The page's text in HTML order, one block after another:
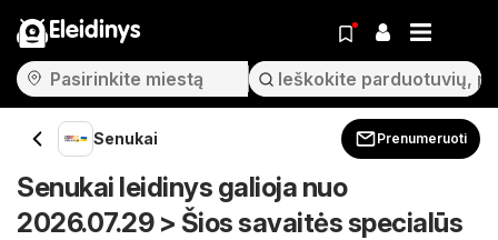
Eleidinys
Senukai Prenumeruoti
Senukai leidinys galioja nuo
2026.07.29 > Šios savaitės specialūs